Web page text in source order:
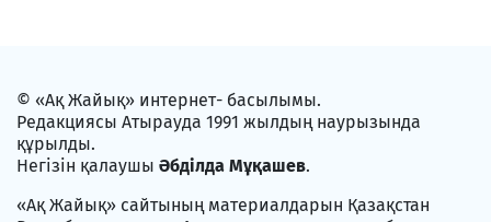
© «Ақ Жайық» интернет- басылымы.
Редакциясы Атырауда 1991 жылдың наурызында
құрылды.
Негізін қалаушы Әбділда Мұқашев.
«Ақ Жайық» сайтының материалдарын Қазақстан